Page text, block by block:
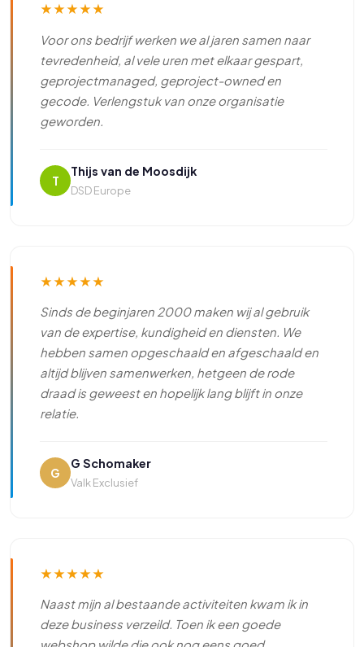
★★★★★
Voor ons bedrijf werken we al jaren samen naar
tevredenheid, al vele uren met elkaar gespart,
geprojectmanaged, geproject-owned en
gecode. Verlengstuk van onze organisatie
geworden.
T
Thijs van de Moosdijk
DSD Europe
★★★★★
Sinds de beginjaren 2000 maken wij al gebruik
van de expertise, kundigheid en diensten. We
hebben samen opgeschaald en afgeschaald en
altijd blijven samenwerken, hetgeen de rode
draad is geweest en hopelijk lang blijft in onze
relatie.
G
G Schomaker
Valk Exclusief
★★★★★
Naast mijn al bestaande activiteiten kwam ik in
deze business verzeild. Toen ik een goede